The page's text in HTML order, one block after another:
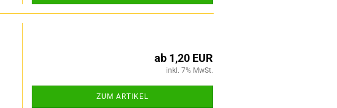
ab 1,20 EUR
inkl. 7% MwSt.
ZUM ARTIKEL